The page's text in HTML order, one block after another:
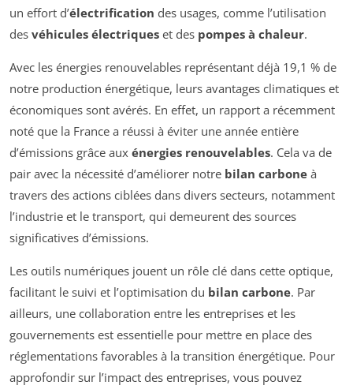
un effort d’électrification des usages, comme l’utilisation
des véhicules électriques et des pompes à chaleur.
Avec les énergies renouvelables représentant déjà 19,1 % de
notre production énergétique, leurs avantages climatiques et
économiques sont avérés. En effet, un rapport a récemment
noté que la France a réussi à éviter une année entière
d’émissions grâce aux énergies renouvelables. Cela va de
pair avec la nécessité d’améliorer notre bilan carbone à
travers des actions ciblées dans divers secteurs, notamment
l’industrie et le transport, qui demeurent des sources
significatives d’émissions.
Les outils numériques jouent un rôle clé dans cette optique,
facilitant le suivi et l’optimisation du bilan carbone. Par
ailleurs, une collaboration entre les entreprises et les
gouvernements est essentielle pour mettre en place des
réglementations favorables à la transition énergétique. Pour
approfondir sur l’impact des entreprises, vous pouvez